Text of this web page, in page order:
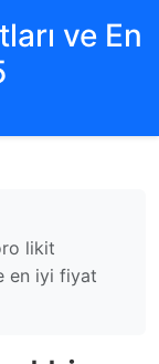
ve En
likit
en iyi fiyat